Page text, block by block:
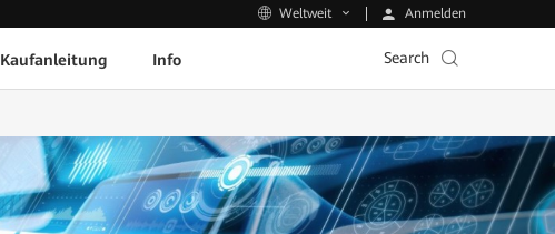
Weltweit Anmelden
Kaufanleitung Info Search